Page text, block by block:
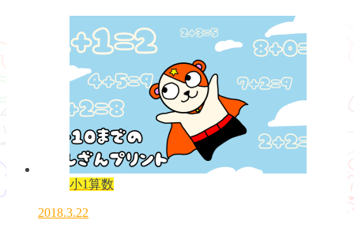
小1算数
2018.3.22